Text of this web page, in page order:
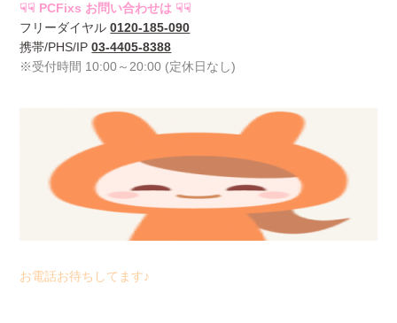
☟☟ PCFixs お問い合わせは ☟☟
フリーダイヤル 0120-185-090
携帯/PHS/IP 03-4405-8388
※受付時間 10:00～20:00 (定休日なし)
お電話お待ちしてます♪